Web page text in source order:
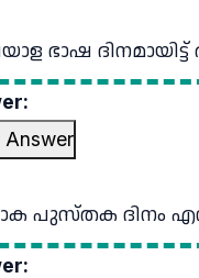
ഭാഷ
Answer
പുസ്തക ദിനം